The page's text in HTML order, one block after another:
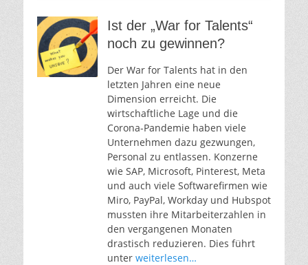
Ist der „War for Talents“
noch zu gewinnen?
Der War for Talents hat in den
letzten Jahren eine neue
Dimension erreicht. Die
wirtschaftliche Lage und die
Corona-Pandemie haben viele
Unternehmen dazu gezwungen,
Personal zu entlassen. Konzerne
wie SAP, Microsoft, Pinterest, Meta
und auch viele Softwarefirmen wie
Miro, PayPal, Workday und Hubspot
mussten ihre Mitarbeiterzahlen in
den vergangenen Monaten
drastisch reduzieren. Dies führt
unter weiterlesen…